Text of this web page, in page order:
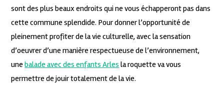
sont des plus beaux endroits qui ne vous échapperont pas dans
cette commune splendide. Pour donner l’opportunité de
pleinement profiter de la vie culturelle, avec la sensation
d’oeuvrer d’une manière respectueuse de l’environnement,
unebalade avec des enfants Arles la roquette va vous
permettre de jouir totalement de la vie.